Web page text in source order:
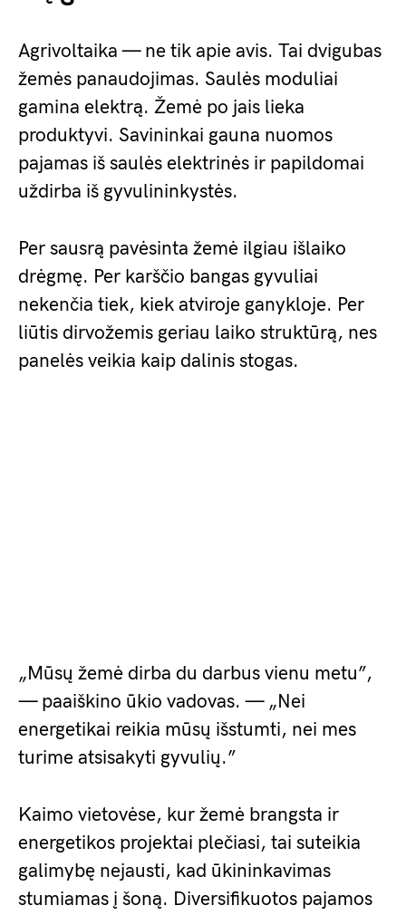
Agrivoltaika — ne tik apie avis. Tai dvigubas
žemės panaudojimas. Saulės moduliai
gamina elektrą. Žemė po jais lieka
produktyvi. Savininkai gauna nuomos
pajamas iš saulės elektrinės ir papildomai
uždirba iš gyvulininkystės.
Per sausrą pavėsinta žemė ilgiau išlaiko
drėgmę. Per karščio bangas gyvuliai
nekenčia tiek, kiek atviroje ganykloje. Per
liūtis dirvožemis geriau laiko struktūrą, nes
panelės veikia kaip dalinis stogas.
„Mūsų žemė dirba du darbus vienu metu”,
— paaiškino ūkio vadovas. — „Nei
energetikai reikia mūsų išstumti, nei mes
turime atsisakyti gyvulių.”
Kaimo vietovėse, kur žemė brangsta ir
energetikos projektai plečiasi, tai suteikia
galimybę nejausti, kad ūkininkavimas
stumiamas į šoną. Diversifikuotos pajamos